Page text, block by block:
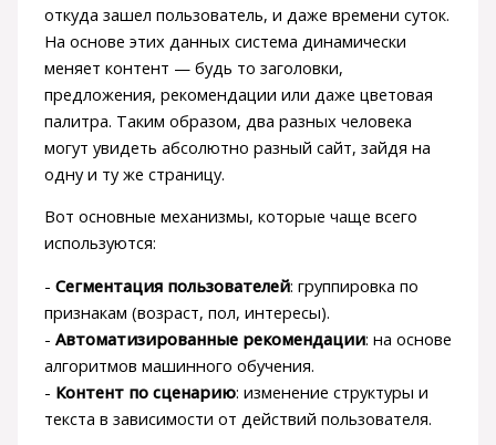
откуда зашел пользователь, и даже времени суток.
На основе этих данных система динамически
меняет контент — будь то заголовки,
предложения, рекомендации или даже цветовая
палитра. Таким образом, два разных человека
могут увидеть абсолютно разный сайт, зайдя на
одну и ту же страницу.
Вот основные механизмы, которые чаще всего
используются:
- Сегментация пользователей: группировка по
признакам (возраст, пол, интересы).
- Автоматизированные рекомендации: на основе
алгоритмов машинного обучения.
- Контент по сценарию: изменение структуры и
текста в зависимости от действий пользователя.